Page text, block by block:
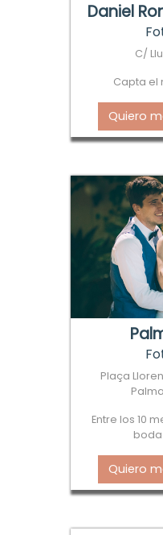
Daniel
C/
Capta el
Quiero
Plaça
Entre los 10
Quiero